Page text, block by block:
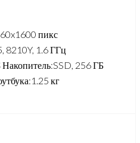
пикс
8210Y, 1.6 ГГц
256 ГБ
кг